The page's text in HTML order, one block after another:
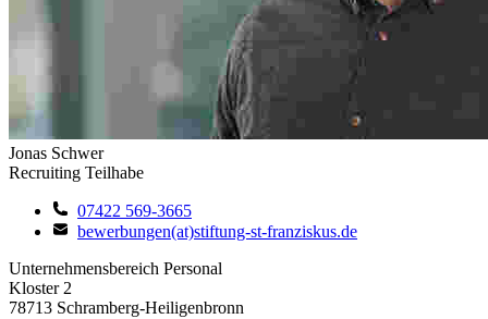
Jonas Schwer
Recruiting Teilhabe
07422 569-3665
bewerbungen(at)stiftung-st-franziskus.de
Unternehmensbereich Personal
Kloster 2
78713 Schramberg-Heiligenbronn